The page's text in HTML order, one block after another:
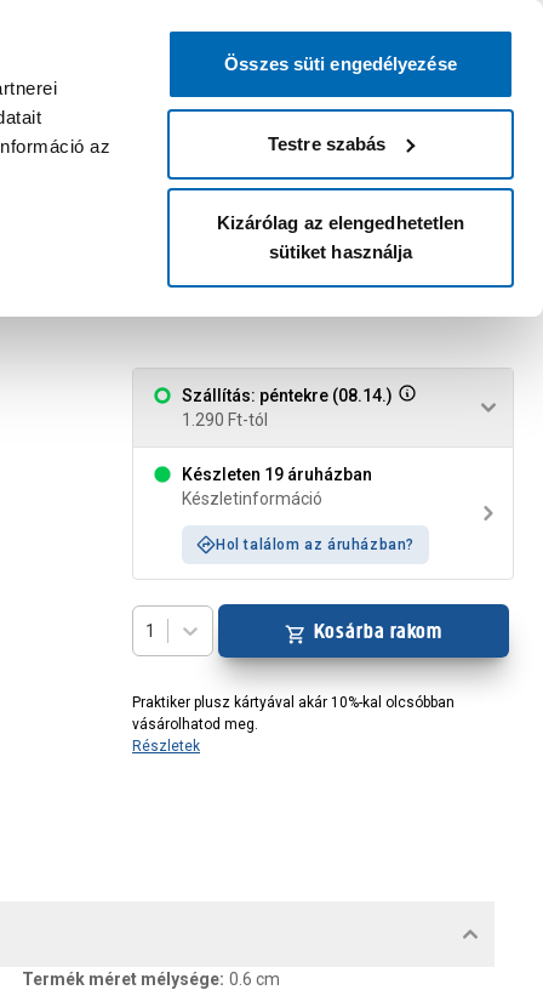
az
Összes süti engedélyezése
Testre szabás
Kizárólag az elengedhetetlen
sütiket használja
bejelentkezni?
Belépés Listáim
Áruházak és szolgáltatások
Szállítás: péntekre (08.14.)
1.290 Ft-tól
Készleten 19 áruházban
Készletinformáció
Hol találom az áruházban?
1 Kosárba rakom
Praktiker plusz kártyával akár 10%-kal olcsóbban
vásárolhatod meg.
Részletek
Termék méret mélysége: 0.6 cm